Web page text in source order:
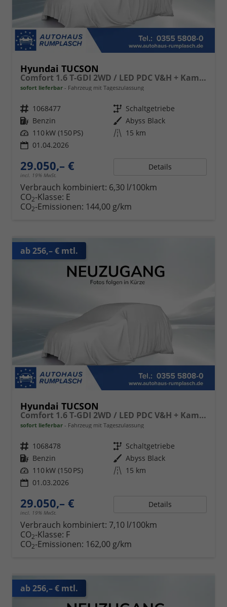
Hyundai TUCSON
Comfort 1.6 T-GDI 2WD / LED PDC V&H + Kamera Sitz Lenkradheizung Alu 18"
sofort lieferbar Fahrzeug mit Tageszulassung
Fahrzeugnr. 1068477 Getriebe Schaltgetriebe
Kraftstoff Benzin Außenfarbe Abyss Black
Leistung 110 kW (150 PS) Kilometerstand 15 km
01.04.2026
29.050,– €
incl. 19% MwSt.
Details
Verbrauch kombiniert: 6,30 l/100km
CO2-Klasse: E
CO2-Emissionen: 144,00 g/km
ab 256,– € mtl.
Hyundai TUCSON
Comfort 1.6 T-GDI 2WD / LED PDC V&H + Kamera Sitz Lenkradheizung Alu 18"
sofort lieferbar Fahrzeug mit Tageszulassung
Fahrzeugnr. 1068478 Getriebe Schaltgetriebe
Kraftstoff Benzin Außenfarbe Abyss Black
Leistung 110 kW (150 PS) Kilometerstand 15 km
01.03.2026
29.050,– €
incl. 19% MwSt.
Details
Verbrauch kombiniert: 7,10 l/100km
CO2-Klasse: F
CO2-Emissionen: 162,00 g/km
ab 256,– € mtl.